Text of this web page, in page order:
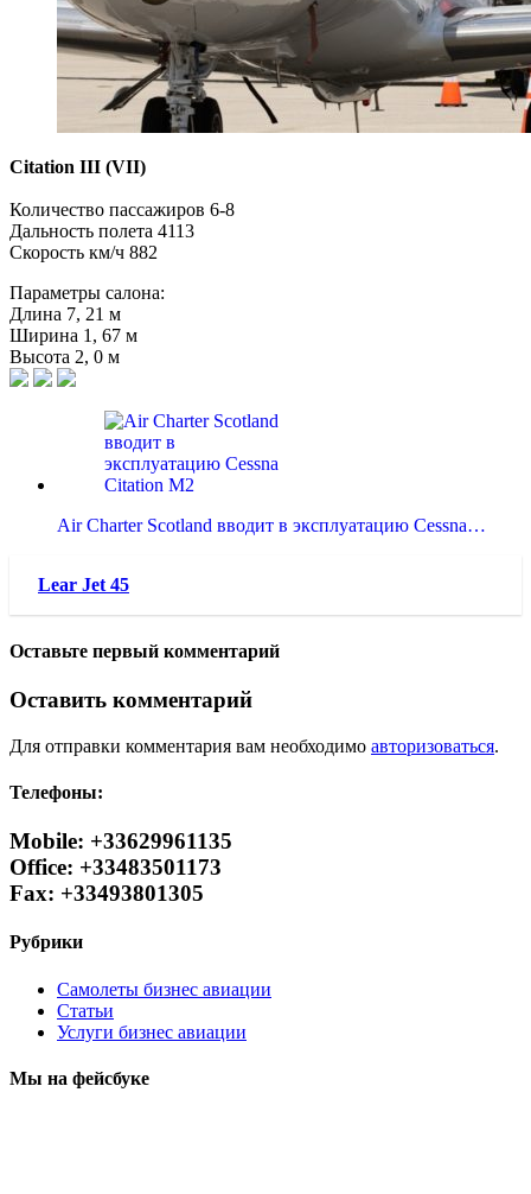
Citation III (VII)
Количество пассажиров 6-8
Дальность полета 4113
Скорость км/ч 882
Параметры салона:
Длина 7, 21 м
Ширина 1, 67 м
Высота 2, 0 м
Air Charter Scotland вводит в эксплуатацию Cessna…
Lear Jet 45
Оставьте первый комментарий
Оставить комментарий
Для отправки комментария вам необходимо авторизоваться.
Телефоны:
Mobile: +33629961135
Office: +33483501173
Fax: +33493801305
Рубрики
Самолеты бизнес авиации
Статьи
Услуги бизнес авиации
Мы на фейсбуке